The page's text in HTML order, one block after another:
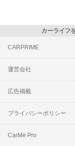
カーライフ
CARPRIME
運営会社
広告掲載
プライバシーポリシー
CarMe Pro